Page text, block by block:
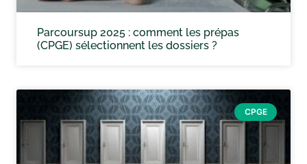
Parcoursup 2025 : comment les prépas
(CPGE) sélectionnent les dossiers ?
CPGE